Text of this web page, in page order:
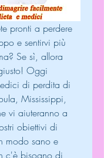
pronti a perdere
e sentirvi più
Se sì, allora
Oggi
di perdita di
Mississippi,
vi aiuteranno a
obiettivi di
modo sano e
c'è bisogno di